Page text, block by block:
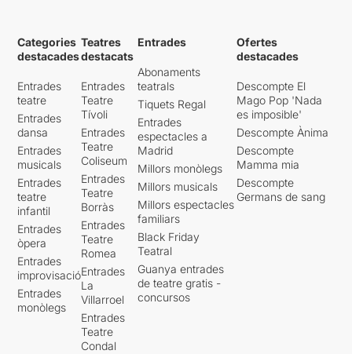
Categories
destacades
Entrades
teatre
Entrades
dansa
Entrades
musicals
Entrades
teatre
infantil
Entrades
òpera
Entrades
improvisació
Entrades
monòlegs
Teatres
destacats
Entrades
Teatre
Tívoli
Entrades
Teatre
Coliseum
Entrades
Teatre
Borràs
Entrades
Teatre
Romea
Entrades
La
Villarroel
Entrades
Teatre
Condal
Entrades
Abonaments
teatrals
Tiquets Regal
Entrades
espectacles a
Madrid
Millors monòlegs
Millors musicals
Millors espectacles
familiars
Black Friday
Teatral
Guanya entrades
de teatre gratis -
concursos
Ofertes
destacades
Descompte El
Mago Pop 'Nada
es imposible'
Descompte Ànima
Descompte
Mamma mia
Descompte
Germans de sang